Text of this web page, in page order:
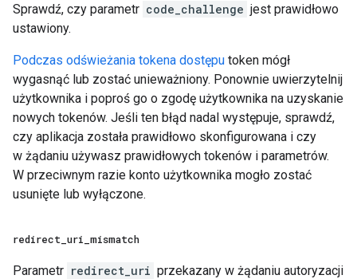
Sprawdź, czy parametr code_challenge jest prawidłowo
ustawiony.
Podczas odświeżania tokena dostępu token mógł
wygasnąć lub zostać unieważniony. Ponownie uwierzytelnij
użytkownika i poproś go o zgodę użytkownika na uzyskanie
nowych tokenów. Jeśli ten błąd nadal występuje, sprawdź,
czy aplikacja została prawidłowo skonfigurowana i czy
w żądaniu używasz prawidłowych tokenów i parametrów.
W przeciwnym razie konto użytkownika mogło zostać
usunięte lub wyłączone.
redirect uri mismatch
Parametr redirect_uri przekazany w żądaniu autoryzacji